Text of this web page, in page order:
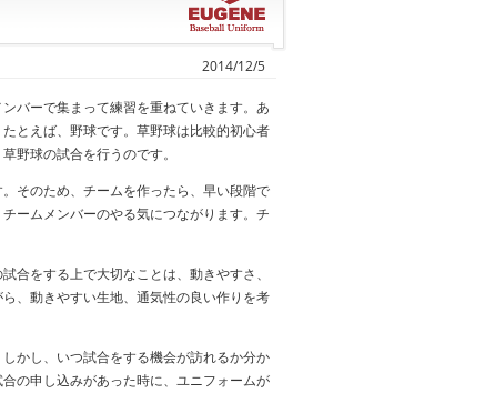
2014/12/5
バーで集まって練習を重ねていきます。あ
とえば、野球です。草野球は比較的初心者
野球の試合を行うのです。
そのため、チームを作ったら、早い段階で
ームメンバーのやる気につながります。チ
合をする上で大切なことは、動きやすさ、
、動きやすい生地、通気性の良い作りを考
かし、いつ試合をする機会が訪れるか分か
の申し込みがあった時に、ユニフォームが